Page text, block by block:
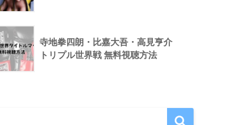
寺地拳四朗・比嘉大吾・高見亨介
トリプル世界戦 無料視聴方法